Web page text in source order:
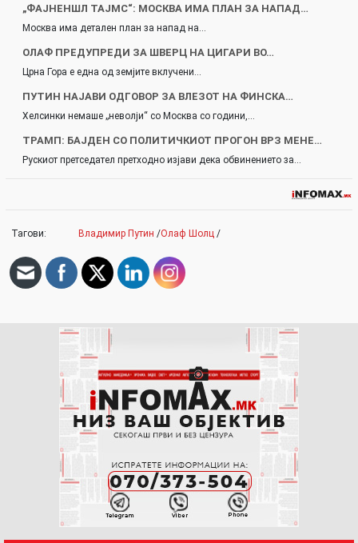
„ФАЈНЕНШЛ ТАЈМС“: МОСКВА ИМА ПЛАН ЗА НАПАД…
Москва има детален план за напад на…
ОЛАФ ПРЕДУПРЕДИ ЗА ШВЕРЦ НА ЦИГАРИ ВО…
Црна Гора е една од земјите вклучени…
ПУТИН НАЈАВИ ОДГОВОР ЗА ВЛЕЗОТ НА ФИНСКА…
Хелсинки немаше „неволји“ со Москва со години,…
ТРАМП: БАЈДЕН СО ПОЛИТИЧКИОТ ПРОГОН ВРЗ МЕНЕ…
Рускиот претседател претходно изјави дека обвинението за…
Тагови: Владимир Путин /Олаф Шолц /